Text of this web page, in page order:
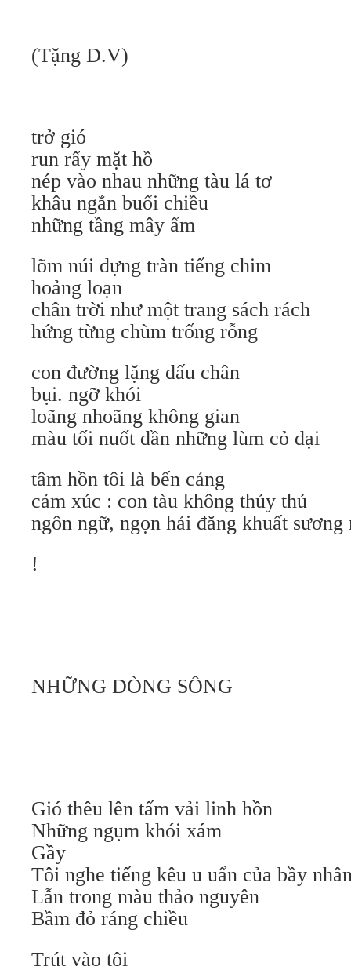
(Tặng D.V)
trở gió
run rẩy mặt hồ
nép vào nhau những tàu lá tơ
khâu ngắn buổi chiều
những tầng mây ẩm
lõm núi đựng tràn tiếng chim
hoảng loạn
chân trời như một trang sách rách
hứng từng chùm trống rỗng
con đường lặng dấu chân
bụi. ngỡ khói
loãng nhoãng không gian
màu tối nuốt dần những lùm cỏ dại
tâm hồn tôi là bến cảng
cảm xúc : con tàu không thủy thủ
ngôn ngữ, ngọn hải đăng khuất sương
!
NHỮNG DÒNG SÔNG
Gió thêu lên tấm vải linh hồn
Những ngụm khói xám
Gầy
Tôi nghe tiếng kêu u uẩn của bầy
Lẫn trong màu thảo nguyên
Bầm đỏ ráng chiều
Trút vào tôi